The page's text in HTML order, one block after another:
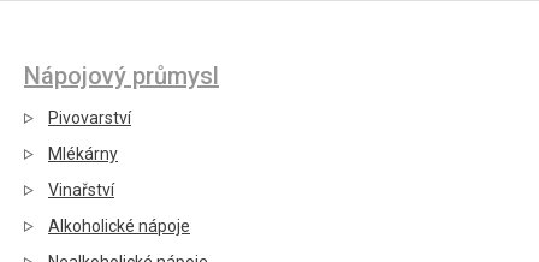
Nápojový průmysl
Pivovarství
Mlékárny
Vinařství
Alkoholické nápoje